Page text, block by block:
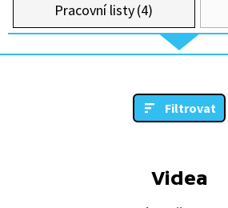
Pracovní listy (4)
Filtrovat
Videa